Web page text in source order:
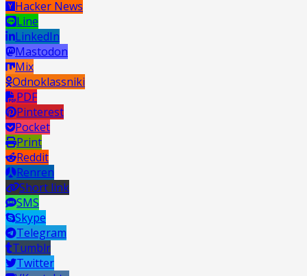
Hacker News
Line
LinkedIn
Mastodon
Mix
Odnoklassniki
PDF
Pinterest
Pocket
Print
Reddit
Renren
Short link
SMS
Skype
Telegram
Tumblr
Twitter